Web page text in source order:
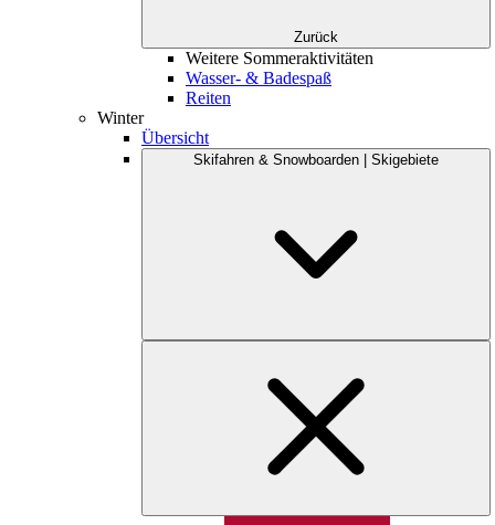
Zurück
Weitere Sommeraktivitäten
Wasser- & Badespaß
Reiten
Winter
Übersicht
Skifahren & Snowboarden | Skigebiete